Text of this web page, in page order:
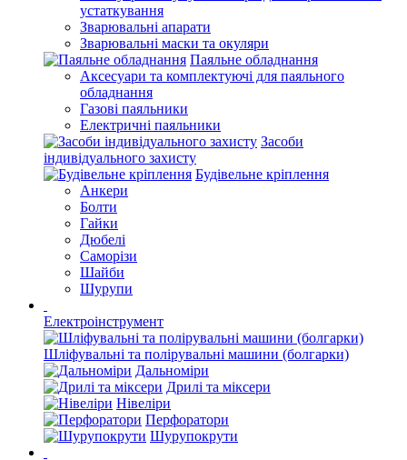
устаткування
Зварювальні апарати
Зварювальні маски та окуляри
Паяльне обладнання
Аксесуари та комплектуючі для паяльного
обладнання
Газові паяльники
Електричні паяльники
Засоби
індивідуального захисту
Будівельне кріплення
Анкери
Болти
Гайки
Дюбелі
Саморізи
Шайби
Шурупи
Електроінструмент
Шліфувальні та полірувальні машини (болгарки)
Дальноміри
Дрилі та міксери
Нівеліри
Перфоратори
Шурупокрути